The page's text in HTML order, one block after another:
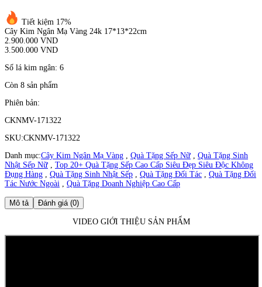
Tiết kiệm 17%
Cây Kim Ngân Mạ Vàng 24k 17*13*22cm
2.900.000 VND
3.500.000 VND
Số lá kim ngân: 6
Còn 8 sản phẩm
Phiên bản:
CKNMV-171322
SKU:CKNMV-171322
Danh mục:Cây Kim Ngân Mạ Vàng Quà Tặng Sếp Nữ
Quà Tặng Sinh
Nhật Sếp Nữ
Top 20+ Quà Tặng Sếp Cao Cấp Siêu Đẹp Siêu Độc Không
Đụng Hàng
Quà Tặng Sinh Nhật Sếp Quà Tặng Đối Tác
Quà Tặng Đối
Tác Nước Ngoài
Quà Tặng Doanh Nghiệp Cao Cấp
Mô tả Đánh giá (0)
VIDEO GIỚI THIỆU SẢN PHẨM